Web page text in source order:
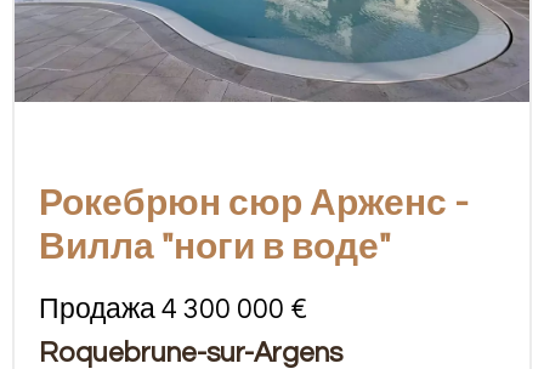
Рокебрюн сюр Арженс -
Вилла "ноги в воде"
Продажа 4 300 000 €
Roquebrune-sur-Argens